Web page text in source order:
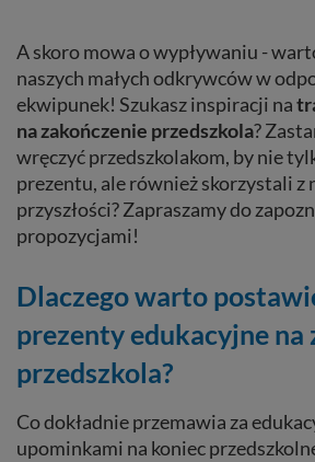
A skoro mowa o wypływaniu -
naszych małych odkrywców w
ekwipunek! Szukasz inspiracji na
na zakończenie przedszkola?
wręczyć przedszkolakom, by nie
prezentu, ale również skorzystali z
przyszłości? Zapraszamy do
propozycjami!
Dlaczego warto
prezenty edukacyjne na
przedszkola?
Co dokładnie przemawia za
upominkami na koniec